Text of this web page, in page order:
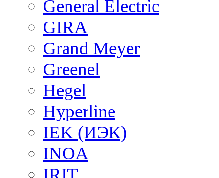
General Electric
GIRA
Grand Meyer
Greenel
Hegel
Hyperline
IEK (ИЭК)
INOA